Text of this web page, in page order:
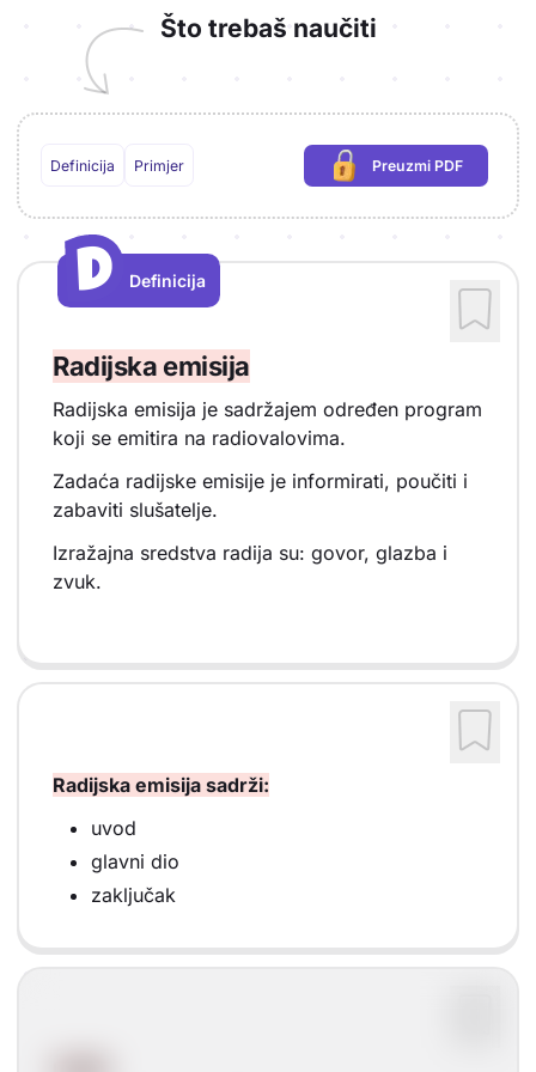
Što trebaš naučiti
Definicija Primjer Preuzmi PDF
(potrebna prijava)
D
D
Definicija
Radijska emisija
Radijska emisija je sadržajem određen program
koji se emitira na radiovalovima.
Zadaća radijske emisije je informirati, poučiti i
zabaviti slušatelje.
Izražajna sredstva radija su: govor, glazba i
zvuk.
Radijska emisija sadrži:
uvod
glavni dio
zaključak